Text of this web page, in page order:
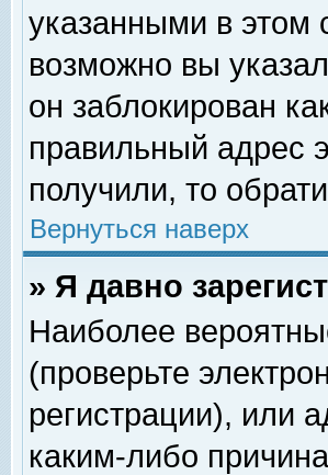
указанными в
возможно вы
он заблокирован
правильный адрес
получили, то
Вернуться наверх
» Я давно
Наиболее
(проверьте
регистрации), или
каким-либо